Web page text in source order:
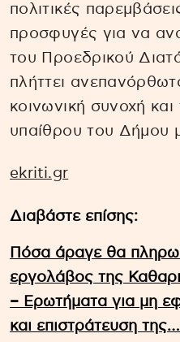
πολιτικές
προσφυγές για να
του Προεδρικού
πλήττει
κοινωνική συνοχή
υπαίθρου του Δήμου
ekriti.gr
Διαβάστε επίσης:
Πόσα άραγε θα
εργολάβος της
– Ερωτήματα για μη
και επιστράτευση